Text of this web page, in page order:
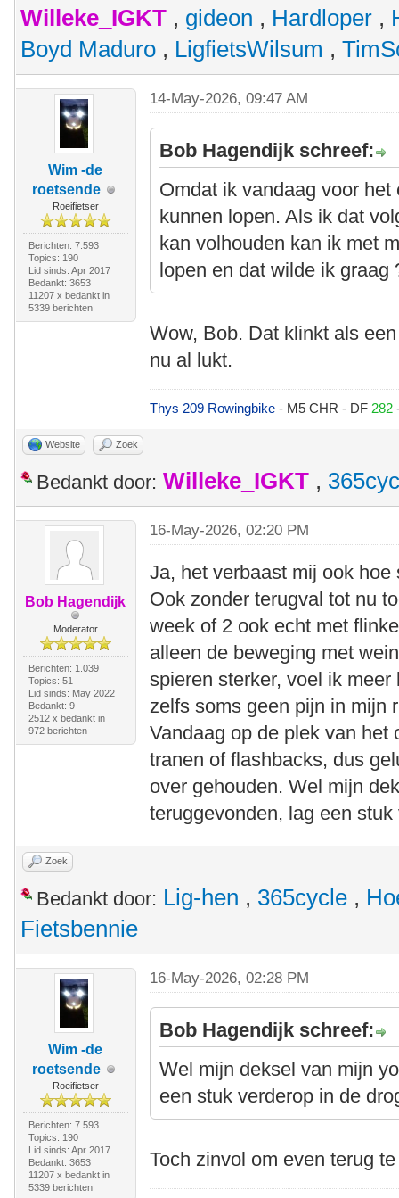
Willeke_IGKT , gideon , Hardloper ,
Boyd Maduro , LigfietsWilsum ,
Wim -de
roetsende
Roeifietser
Berichten: 7.593
Topics: 190
Lid sinds: Apr 2017
Bedankt: 3653
11207 x bedankt in
5339 berichten
14-May-2026, 09:47 AM
Bob Hagendijk schreef:
Omdat ik vandaag voor
kunnen lopen. Als ik dat
kan volhouden kan ik met
lopen en dat wilde ik graag
Wow, Bob. Dat klinkt als
nu al lukt.
Thys 209 Rowingbike- M5 CHR - DF 282
Website Zoek
Bedankt door: Willeke_IGKT ,
Bob Hagendijk
Moderator
Berichten: 1.039
Topics: 51
Lid sinds: May 2022
Bedankt: 9
2512 x bedankt in
972 berichten
16-May-2026, 02:20 PM
Ja, het verbaast mij ook
Ook zonder terugval tot nu
week of 2 ook echt met
alleen de beweging met
spieren sterker, voel ik
zelfs soms geen pijn in mijn
Vandaag op de plek van
tranen of flashbacks, dus
over gehouden. Wel mijn
teruggevonden, lag een
Zoek
Bedankt door: Lig-hen , 365cycle ,
Fietsbennie
Wim -de
roetsende
Roeifietser
Berichten: 7.593
Topics: 190
Lid sinds: Apr 2017
Bedankt: 3653
11207 x bedankt in
5339 berichten
16-May-2026, 02:28 PM
Bob Hagendijk schreef:
Wel mijn deksel van mijn
een stuk verderop in de
Toch zinvol om even terug